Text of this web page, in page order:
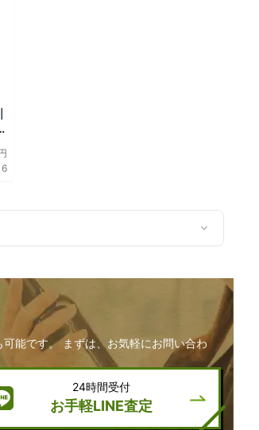
能です。 まずは、お気軽にお問い合わ
24時間受付
お手軽LINE査定